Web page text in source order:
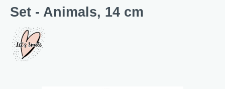
Set - Animals, 14 cm